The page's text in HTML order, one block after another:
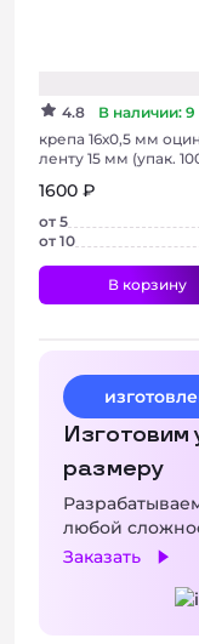
+ 2 фото
4.8
В наличии: 9
крепа 16х0,5 мм
ленту 15 мм (упак.
1600 ₽
от 5
от 10
В корзину
Изготовим
размеру
любой
Заказать